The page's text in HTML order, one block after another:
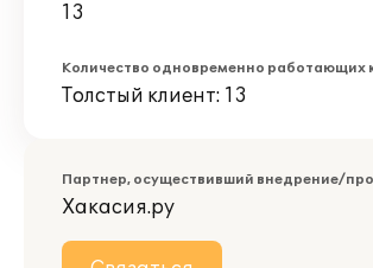
13
Количество одновременно работающих
Толстый клиент: 13
Партнер, осуществивший внедрение/
Хакасия.ру